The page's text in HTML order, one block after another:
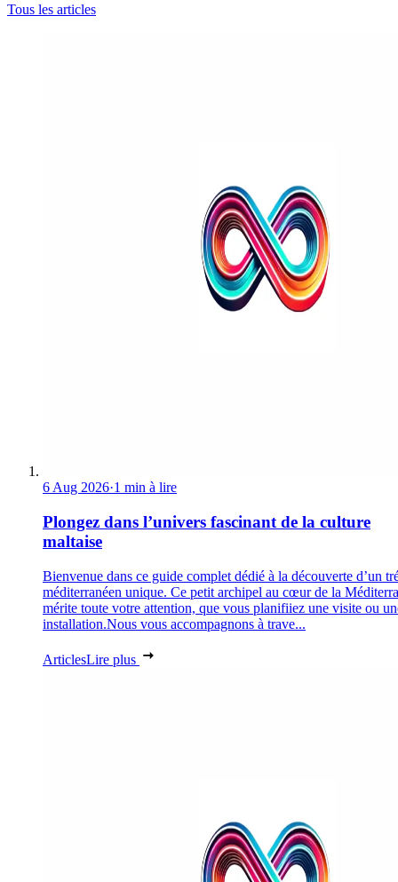
Tous les articles
6 Aug 2026·1 min à lire
Plongez dans l’univers fascinant de la culture
maltaise
Bienvenue dans ce guide complet dédié à la découverte d’un
méditerranéen unique. Ce petit archipel au cœur de la
mérite toute votre attention, que vous planifiiez une visite ou
installation.Nous vous accompagnons à trave...
ArticlesLire plus